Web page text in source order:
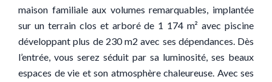
maison familiale aux volumes remarquables, implantée
sur un terrain clos et arboré de 1 174 m² avec piscine
développant plus de 230 m2 avec ses dépendances. Dès
l’entrée, vous serez séduit par sa luminosité, ses beaux
espaces de vie et son atmosphère chaleureuse. Avec ses